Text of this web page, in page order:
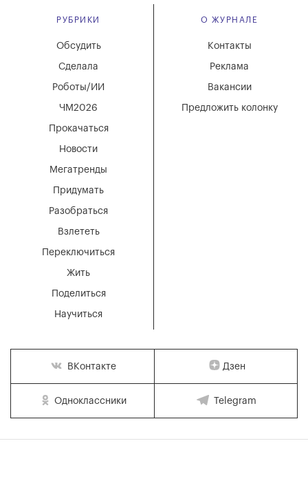
РУБРИКИ
Мегатренды
Придумать
Разобраться
Взлететь
Новости
Переключиться
Жить
Поделиться
Научиться
Обсудить
Сделала
Роботы/ИИ
ЧМ2026
Прокачаться
О ЖУРНАЛЕ
Вакансии
Реклама
Контакты
Предложить колонку
ВКонтакте Дзен
Одноклассники Telegram